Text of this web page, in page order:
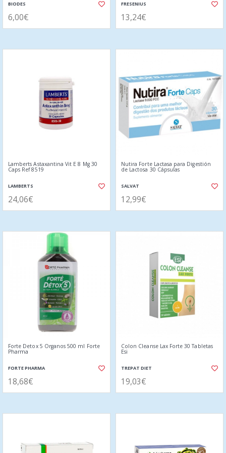
BIODES
6,00€
FRESENIUS
13,24€
Lamberts Astaxantina Vit E 8 Mg 30
Caps Ref 8519
LAMBERTS
24,06€
Nutira Forte Lactasa para Digestión
de Lactosa 30 Cápsulas
SALVAT
12,99€
Forte Detox 5 Organos 500 ml Forte
Pharma
FORTE PHARMA
18,68€
Colon Cleanse Lax Forte 30 Tabletas
Esi
TREPAT DIET
19,03€